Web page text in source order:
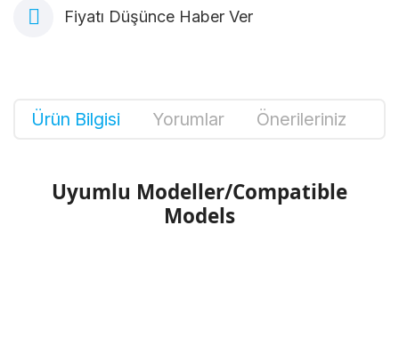
Fiyatı Düşünce Haber Ver
Ürün Bilgisi Yorumlar Önerileriniz
Uyumlu Modeller/Compatible
Models